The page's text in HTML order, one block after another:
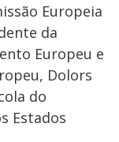
Europeia
da
Europeu e
Dolors
do
Estados